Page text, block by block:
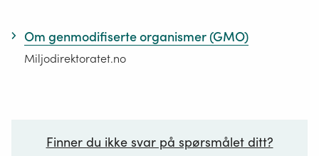
Om genmodifiserte organismer (GMO)
Miljodirektoratet.no
Finner du ikke svar på spørsmålet ditt?